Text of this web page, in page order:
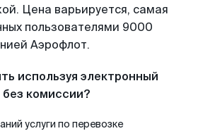
Цена варьируется, самая
пользователями 9000
Аэрофлот.
используя электронный
комиссии?
услуги по перевозке